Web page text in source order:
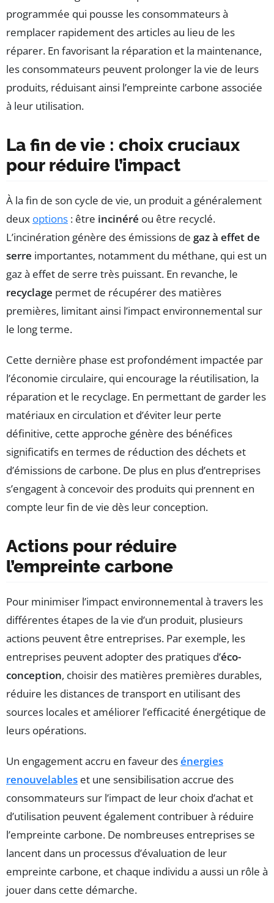
programmée qui pousse les consommateurs à
remplacer rapidement des articles au lieu de les
réparer. En favorisant la réparation et la maintenance,
les consommateurs peuvent prolonger la vie de leurs
produits, réduisant ainsi l’empreinte carbone associée
à leur utilisation.
La fin de vie : choix cruciaux
pour réduire l’impact
À la fin de son cycle de vie, un produit a généralement
deux options : être incinéré ou être recyclé.
L’incinération génère des émissions de gaz à effet de
serre importantes, notamment du méthane, qui est un
gaz à effet de serre très puissant. En revanche, le
recyclage permet de récupérer des matières
premières, limitant ainsi l’impact environnemental sur
le long terme.
Cette dernière phase est profondément impactée par
l’économie circulaire, qui encourage la réutilisation, la
réparation et le recyclage. En permettant de garder les
matériaux en circulation et d’éviter leur perte
définitive, cette approche génère des bénéfices
significatifs en termes de réduction des déchets et
d’émissions de carbone. De plus en plus d’entreprises
s’engagent à concevoir des produits qui prennent en
compte leur fin de vie dès leur conception.
Actions pour réduire
l’empreinte carbone
Pour minimiser l’impact environnemental à travers les
différentes étapes de la vie d’un produit, plusieurs
actions peuvent être entreprises. Par exemple, les
entreprises peuvent adopter des pratiques d’éco-
conception, choisir des matières premières durables,
réduire les distances de transport en utilisant des
sources locales et améliorer l’efficacité énergétique de
leurs opérations.
Un engagement accru en faveur desénergies
renouvelables et une sensibilisation accrue des
consommateurs sur l’impact de leur choix d’achat et
d’utilisation peuvent également contribuer à réduire
l’empreinte carbone. De nombreuses entreprises se
lancent dans un processus d’évaluation de leur
empreinte carbone, et chaque individu a aussi un rôle à
jouer dans cette démarche.